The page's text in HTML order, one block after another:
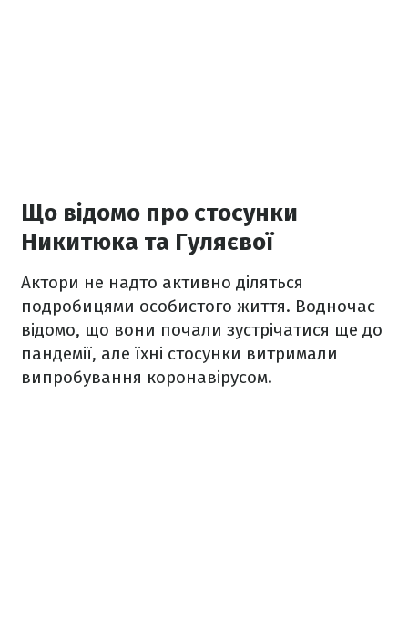
Що відомо про стосунки
Никитюка та Гуляєвої
Актори не надто активно діляться
подробицями особистого життя. Водночас
відомо, що вони почали зустрічатися ще до
пандемії, але їхні стосунки витримали
випробування коронавірусом.